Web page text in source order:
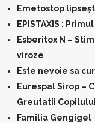
Emetostop
EPISTAXIS :
Esberitox N –
viroze
Este nevoie sa
Eurespal Sirop –
Greutatii Copilului
Familia Gengigel